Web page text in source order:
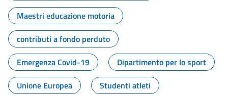
Maestri educazione motoria
contributi a fondo perduto
Emergenza Covid-19
Dipartimento per lo sport
Unione Europea
Studenti atleti